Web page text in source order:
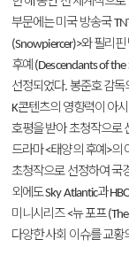
부문에는미국방송국
(Snowpiercer)>와필리핀
후예 (Descendants of the
선정되었다. 봉준호감독
K콘텐츠의영향력이아
호평을받아초청작으로
드라마<태양의후예>의
초청작으로선정하여국
외에도Sky Atlantic과
미니시리즈<뉴포프
다양한사회 이슈를교황